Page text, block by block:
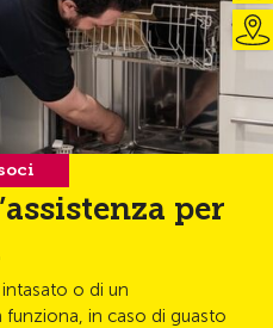
per
o di un
in caso di guasto